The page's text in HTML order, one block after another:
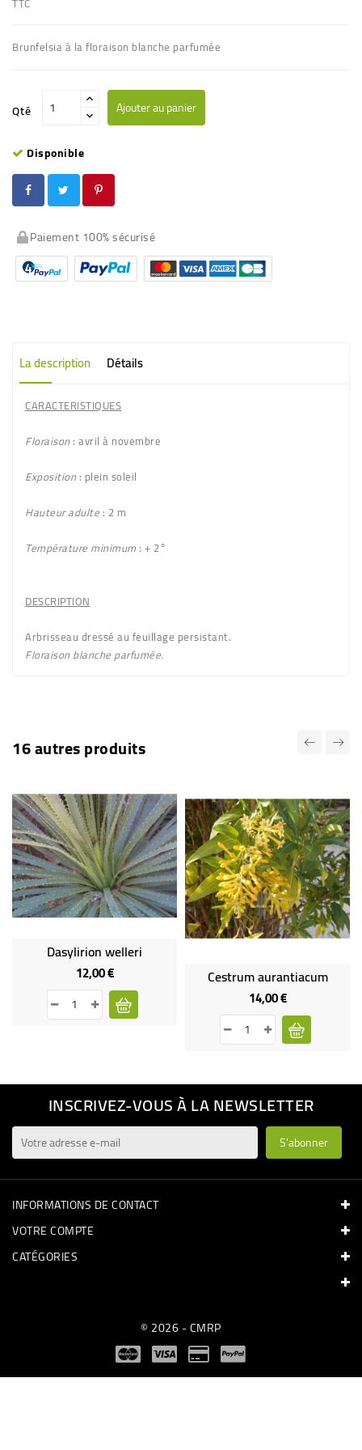
Brunfelsia à la floraison blanche parfumée
Qté Ajouter au panier
Disponible
Paiement 100% sécurisé
La description Détails
CARACTERISTIQUES
Floraison: avril à novembre
Exposition: plein soleil
Hauteur adulte : 2 m
Température minimum : + 2°
DESCRIPTION
Arbrisseau dressé au feuillage persistant.
Floraisonblanche parfumée.
16 autres produits
Dasylirion welleri
12,00 €Prix Cestrum aurantiacum
14,00 €Prix
INSCRIVEZ-VOUS À LA NEWSLETTER
INFORMATIONS DE CONTACT
VOTRE COMPTE
CATÉGORIES
© 2026 - CMRP